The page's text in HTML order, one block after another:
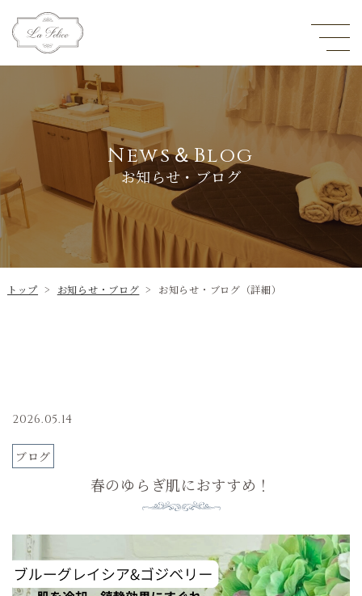
News＆Blog
お知らせ・ブログ
トップ > お知らせ・ブログ > お知らせ・ブログ（詳細）
2026.05.14
ブログ
春のゆらぎ肌におすすめ！